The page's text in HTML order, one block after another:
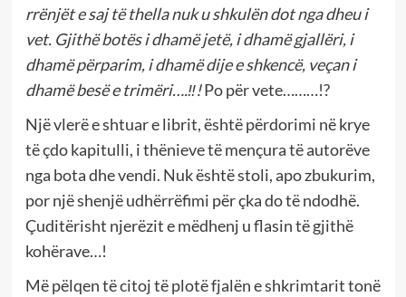
rrënjët e saj të thella nuk u shkulën dot nga dheu i
vet. Gjithë botës i dhamë jetë, i dhamë gjallëri, i
dhamë përparim, i dhamë dije e shkencë, veçan i
dhamë besë e trimëri….‼!Po për vete………!?
Një vlerë e shtuar e librit, është përdorimi në krye
të çdo kapitulli, i thënieve të mençura të autorëve
nga bota dhe vendi. Nuk është stoli, apo zbukurim,
por një shenjë udhërrëfimi për çka do të ndodhë.
Çuditërisht njerëzit e mëdhenj u flasin të gjithë
kohërave…!
Më pëlqen të citoj të plotë fjalën e shkrimtarit tonë